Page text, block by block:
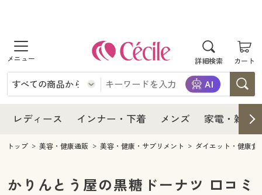
詳細検索 カート
商品を探す
レディース
レディースファッション
女性下着
インナー・下着
インナー・下着通販すべて
女性下着
メンズ
メンズ通販すべて
家電・雑貨
レディース インナー・下着 メンズ 家電・雑貨
レディース
レディース通販すべて
レディースファッション
インナー・下着
インナー・下着通販すべて
メンズ
トップ 美容・健康通販 美容・健康・サプリメント ダイエット・健康食
かりんとう屋の黒糖ドーナツ 口コミ